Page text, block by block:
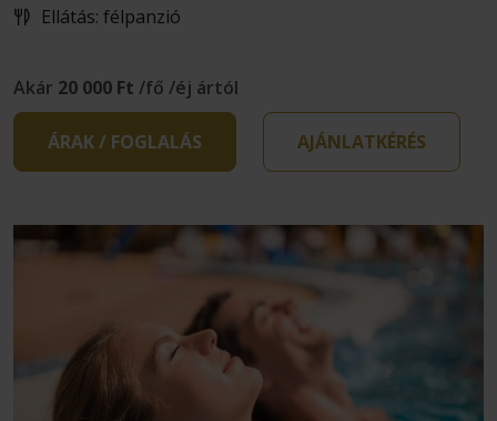
Ellátás: félpanzió
Akár 20 000 Ft /fő /éj ártól
ÁRAK / FOGLALÁS AJÁNLATKÉRÉS